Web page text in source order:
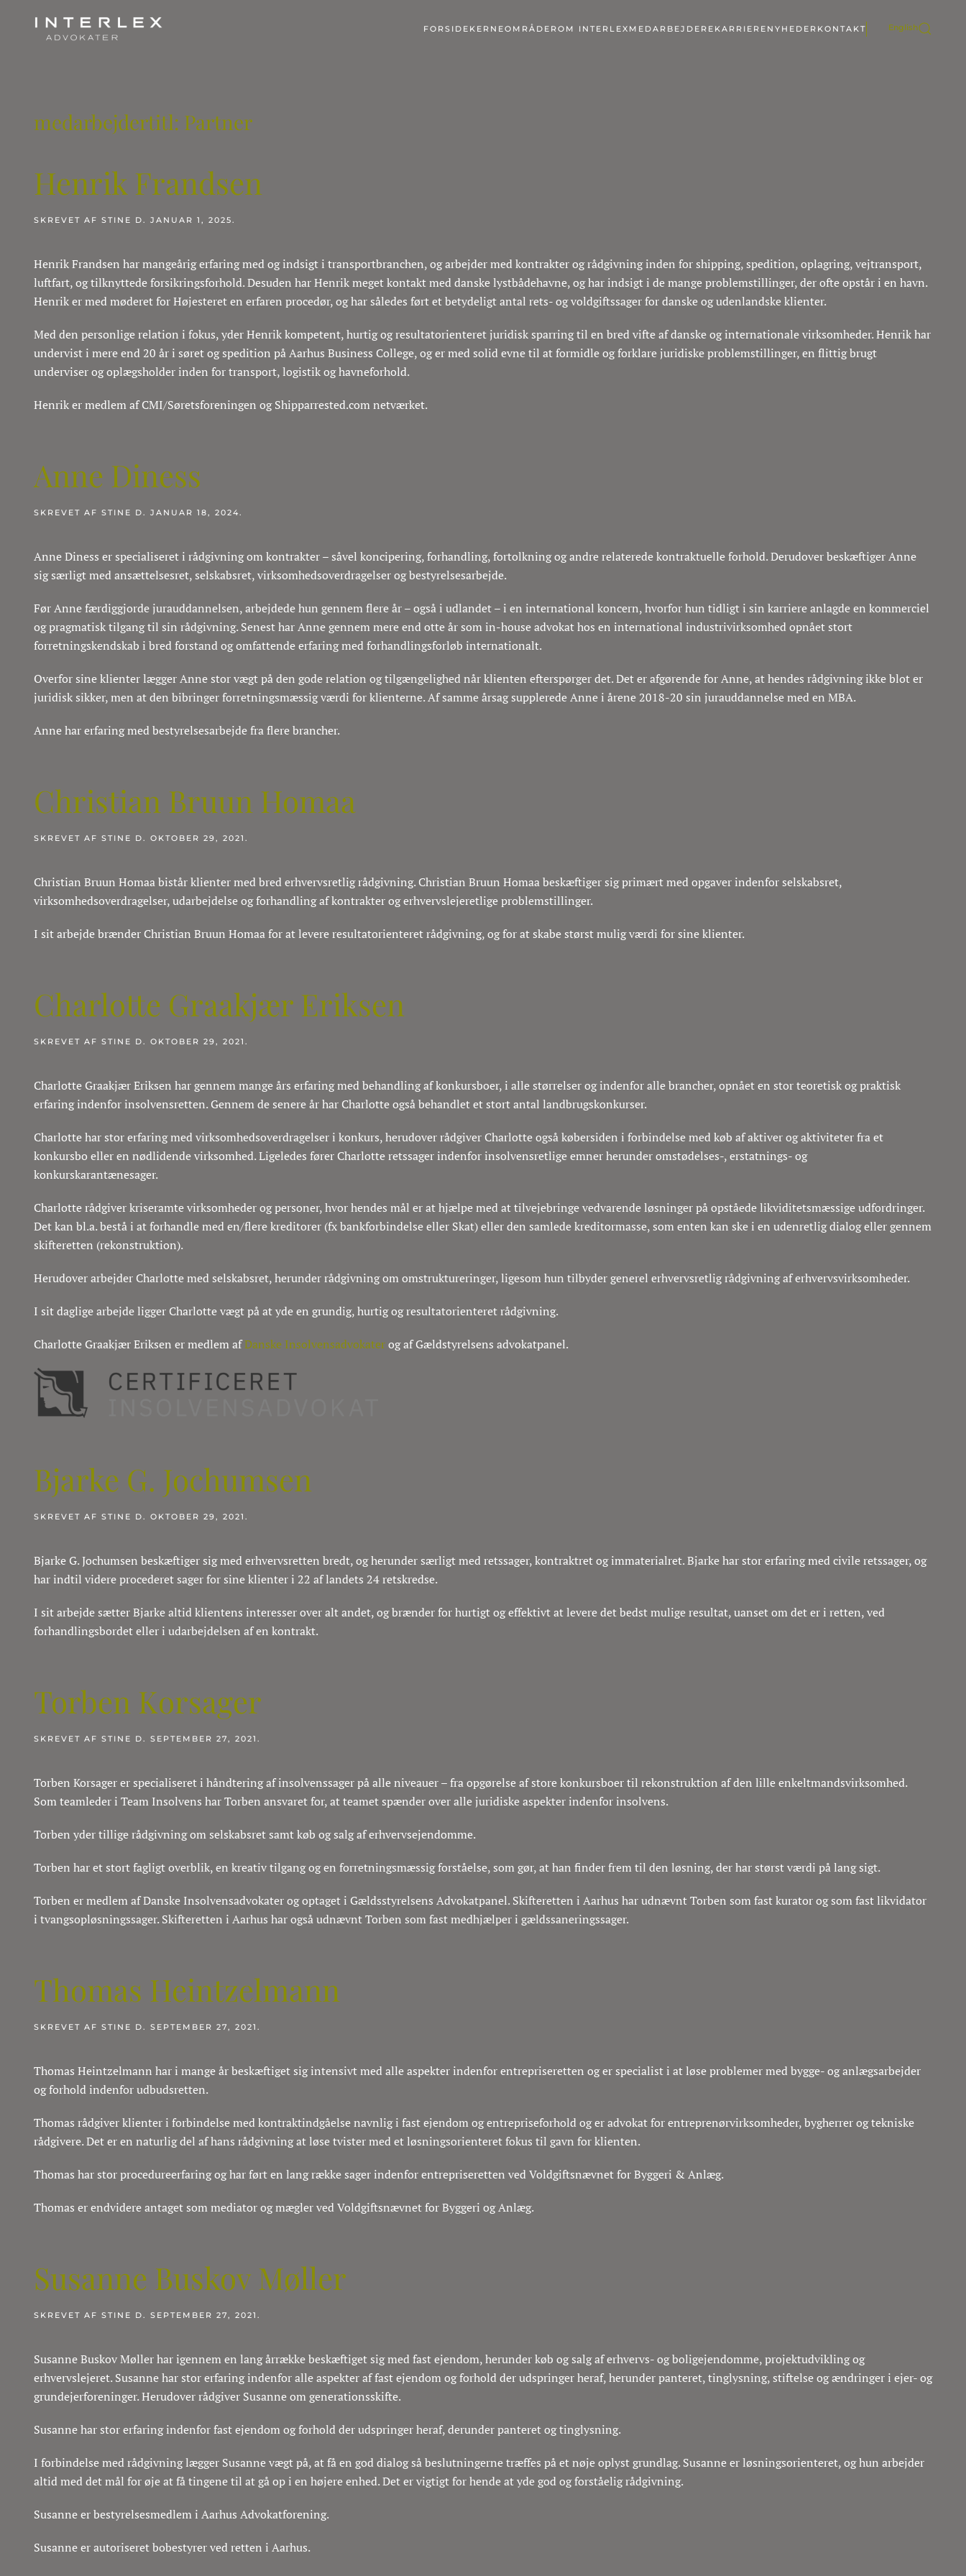
FORSIDE KERNEOMRÅDEROM INTERLEX MEDARBEJDERE KARRIERE NYHEDER KONTAKT English
medarbejdertitl: Partner
Henrik Frandsen
SKREVET AF STINE D. JANUAR 1, 2025.
Henrik Frandsen har mangeårig erfaring med og indsigt i transportbranchen, og arbejder med kontrakter og rådgivning inden for shipping, spedition, oplagring, vejtransport,
luftfart, og tilknyttede forsikringsforhold. Desuden har Henrik meget kontakt med danske lystbådehavne, og har indsigt i de mange problemstillinger, der ofte opstår i en havn.
Henrik er med møderet for Højesteret en erfaren procedør, og har således ført et betydeligt antal rets- og voldgiftssager for danske og udenlandske klienter.
Med den personlige relation i fokus, yder Henrik kompetent, hurtig og resultatorienteret juridisk sparring til en bred vifte af danske og internationale virksomheder. Henrik har
undervist i mere end 20 år i søret og spedition på Aarhus Business College, og er med solid evne til at formidle og forklare juridiske problemstillinger, en flittig brugt
underviser og oplægsholder inden for transport, logistik og havneforhold.
Henrik er medlem af CMI/Søretsforeningen og Shipparrested.com netværket.
Anne Diness
SKREVET AF STINE D. JANUAR 18, 2024.
Anne Diness er specialiseret i rådgivning om kontrakter – såvel koncipering, forhandling, fortolkning og andre relaterede kontraktuelle forhold. Derudover beskæftiger Anne
sig særligt med ansættelsesret, selskabsret, virksomhedsoverdragelser og bestyrelsesarbejde.
Før Anne færdiggjorde jurauddannelsen, arbejdede hun gennem flere år – også i udlandet – i en international koncern, hvorfor hun tidligt i sin karriere anlagde en kommerciel
og pragmatisk tilgang til sin rådgivning. Senest har Anne gennem mere end otte år som in-house advokat hos en international industrivirksomhed opnået stort
forretningskendskab i bred forstand og omfattende erfaring med forhandlingsforløb internationalt.
Overfor sine klienter lægger Anne stor vægt på den gode relation og tilgængelighed når klienten efterspørger det. Det er afgørende for Anne, at hendes rådgivning ikke blot er
juridisk sikker, men at den bibringer forretningsmæssig værdi for klienterne. Af samme årsag supplerede Anne i årene 2018-20 sin jurauddannelse med en MBA.
Anne har erfaring med bestyrelsesarbejde fra flere brancher.
Christian Bruun Homaa
SKREVET AF STINE D. OKTOBER 29, 2021 .
Christian Bruun Homaa bistår klienter med bred erhvervsretlig rådgivning. Christian Bruun Homaa beskæftiger sig primært med opgaver indenfor selskabsret,
virksomhedsoverdragelser, udarbejdelse og forhandling af kontrakter og erhvervslejeretlige problemstillinger.
I sit arbejde brænder Christian Bruun Homaa for at levere resultatorienteret rådgivning, og for at skabe størst mulig værdi for sine klienter.
Charlotte Graakjær Eriksen
SKREVET AF STINE D. OKTOBER 29, 2021 .
Charlotte Graakjær Eriksen har gennem mange års erfaring med behandling af konkursboer, i alle størrelser og indenfor alle brancher, opnået en stor teoretisk og praktisk
erfaring indenfor insolvensretten. Gennem de senere år har Charlotte også behandlet et stort antal landbrugskonkurser.
Charlotte har stor erfaring med virksomhedsoverdragelser i konkurs, herudover rådgiver Charlotte også købersiden i forbindelse med køb af aktiver og aktiviteter fra et
konkursbo eller en nødlidende virksomhed. Ligeledes fører Charlotte retssager indenfor insolvensretlige emner herunder omstødelses-, erstatnings- og
konkurskarantænesager.
Charlotte rådgiver kriseramte virksomheder og personer, hvor hendes mål er at hjælpe med at tilvejebringe vedvarende løsninger på opståede likviditetsmæssige udfordringer.
Det kan bl.a. bestå i at forhandle med en/flere kreditorer (fx bankforbindelse eller Skat) eller den samlede kreditormasse, som enten kan ske i en udenretlig dialog eller gennem
skifteretten (rekonstruktion).
Herudover arbejder Charlotte med selskabsret, herunder rådgivning om omstruktureringer, ligesom hun tilbyder generel erhvervsretlig rådgivning af erhvervsvirksomheder.
I sit daglige arbejde ligger Charlotte vægt på at yde en grundig, hurtig og resultatorienteret rådgivning.
Charlotte Graakjær Eriksen er medlem afDanske Insolvensadvokaterog af Gældstyrelsens advokatpanel.
Bjarke G. Jochumsen
SKREVET AF STINE D. OKTOBER 29, 2021 .
Bjarke G. Jochumsen beskæftiger sig med erhvervsretten bredt, og herunder særligt med retssager, kontraktret og immaterialret. Bjarke har stor erfaring med civile retssager, og
har indtil videre procederet sager for sine klienter i 22 af landets 24 retskredse.
I sit arbejde sætter Bjarke altid klientens interesser over alt andet, og brænder for hurtigt og effektivt at levere det bedst mulige resultat, uanset om det er i retten, ved
forhandlingsbordet eller i udarbejdelsen af en kontrakt.
Torben Korsager
SKREVET AF STINE D. SEPTEMBER 27, 2021 .
Torben Korsager er specialiseret i håndtering af insolvenssager på alle niveauer – fra opgørelse af store konkursboer til rekonstruktion af den lille enkeltmandsvirksomhed.
Som teamleder i Team Insolvens har Torben ansvaret for, at teamet spænder over alle juridiske aspekter indenfor insolvens.
Torben yder tillige rådgivning om selskabsret samt køb og salg af erhvervsejendomme.
Torben har et stort fagligt overblik, en kreativ tilgang og en forretningsmæssig forståelse, som gør, at han finder frem til den løsning, der har størst værdi på lang sigt.
Torben er medlem af Danske Insolvensadvokater og optaget i Gældsstyrelsens Advokatpanel. Skifteretten i Aarhus har udnævnt Torben som fast kurator og som fast likvidator
i tvangsopløsningssager. Skifteretten i Aarhus har også udnævnt Torben som fast medhjælper i gældssaneringssager.
Thomas Heintzelmann
SKREVET AF STINE D. SEPTEMBER 27, 2021 .
Thomas Heintzelmann har i mange år beskæftiget sig intensivt med alle aspekter indenfor entrepriseretten og er specialist i at løse problemer med bygge- og anlægsarbejder
og forhold indenfor udbudsretten.
Thomas rådgiver klienter i forbindelse med kontraktindgåelse navnlig i fast ejendom og entrepriseforhold og er advokat for entreprenørvirksomheder, bygherrer og tekniske
rådgivere. Det er en naturlig del af hans rådgivning at løse tvister med et løsningsorienteret fokus til gavn for klienten.
Thomas har stor procedureerfaring og har ført en lang række sager indenfor entrepriseretten ved Voldgiftsnævnet for Byggeri & Anlæg.
Thomas er endvidere antaget som mediator og mægler ved Voldgiftsnævnet for Byggeri og Anlæg.
Susanne Buskov Møller
SKREVET AF STINE D. SEPTEMBER 27, 2021 .
Susanne Buskov Møller har igennem en lang årrække beskæftiget sig med fast ejendom, herunder køb og salg af erhvervs- og boligejendomme, projektudvikling og
erhvervslejeret. Susanne har stor erfaring indenfor alle aspekter af fast ejendom og forhold der udspringer heraf, herunder panteret, tinglysning, stiftelse og ændringer i ejer- og
grundejerforeninger. Herudover rådgiver Susanne om generationsskifte.
Susanne har stor erfaring indenfor fast ejendom og forhold der udspringer heraf, derunder panteret og tinglysning.
I forbindelse med rådgivning lægger Susanne vægt på, at få en god dialog så beslutningerne træffes på et nøje oplyst grundlag. Susanne er løsningsorienteret, og hun arbejder
altid med det mål for øje at få tingene til at gå op i en højere enhed. Det er vigtigt for hende at yde god og forståelig rådgivning.
Susanne er bestyrelsesmedlem i Aarhus Advokatforening.
Susanne er autoriseret bobestyrer ved retten i Aarhus.